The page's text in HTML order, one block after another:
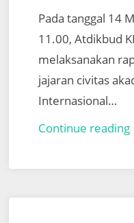
Pada tanggal 14
11.00, Atdikbud
melaksanakan
jajaran civitas
Internasional…
Continue